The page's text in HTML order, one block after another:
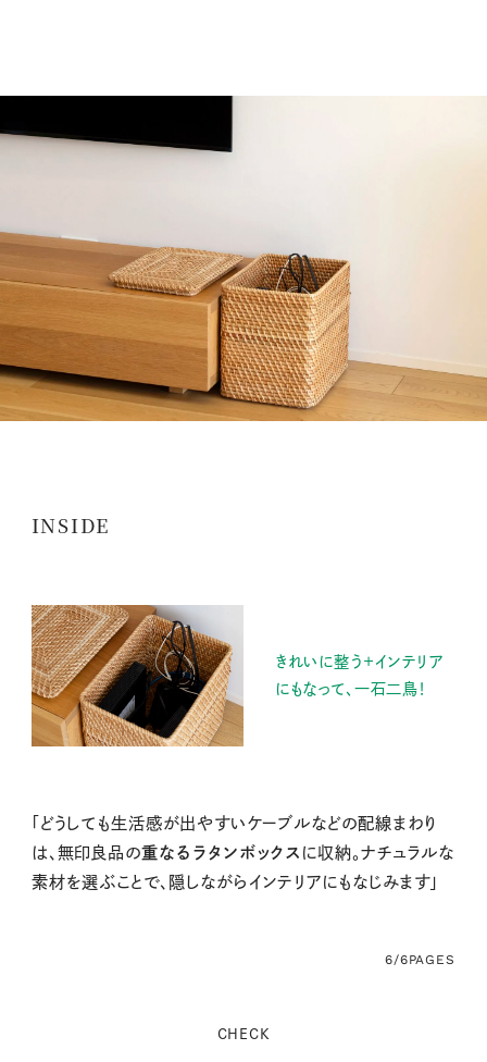
INSIDE
きれいに整う＋インテリア
にもなって、一石二鳥！
「どうしても生活感が出やすいケーブルなどの配線まわり
は、無印良品の重なるラタンボックス に収納。ナチュラルな
素材を選ぶことで、隠しながらインテリアにもなじみます」
6/6PAGES
CHECK